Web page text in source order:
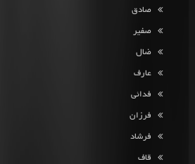
صادق
صفیر
ضال
عارف
فدائی
فرزان
فرشاد
قاف